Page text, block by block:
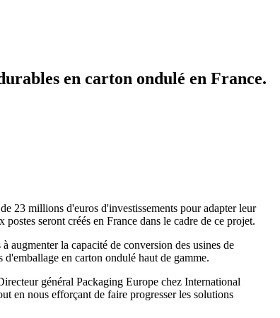
en carton ondulé en France.
23 millions d'euros d'investissements pour adapter leur
seront créés en France dans le cadre de ce projet.
augmenter la capacité de conversion des usines de
en carton ondulé haut de gamme.
général Packaging Europe chez International
en nous efforçant de faire progresser les solutions